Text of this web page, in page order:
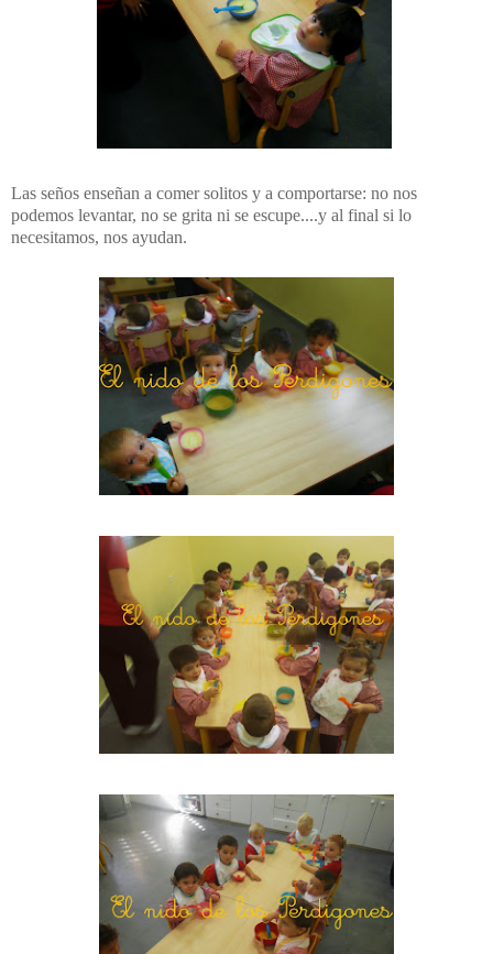
Las seños enseñan a comer solitos y a comportarse: no nos
podemos levantar, no se grita ni se escupe....y al final si lo
necesitamos, nos ayudan.